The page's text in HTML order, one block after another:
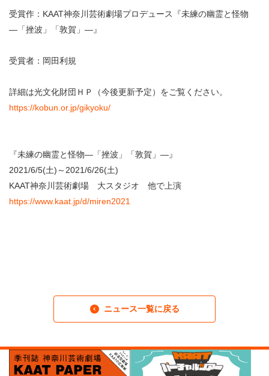
・ レストラン/カフェ
KAATについて
・ ミッション
・ 芸術監督
・ レストラン/カフェ
KAAT 神奈川芸術劇場
受賞作：KAAT神奈川芸術劇場プロデュース『未練の幽霊と怪物
―「挫波」「敦賀」―』
受賞者：岡田利規
詳細は光文化財団ＨＰ（今後更新予定）をご覧ください。
https://kobun.or.jp/gikyoku/
『未練の幽霊と怪物―「挫波」「敦賀」―』
2021/6/5(土)～2021/6/26(土)
KAAT神奈川芸術劇場 大スタジオ 他で上演
https://www.kaat.jp/d/miren2021
ニュース一覧に戻る